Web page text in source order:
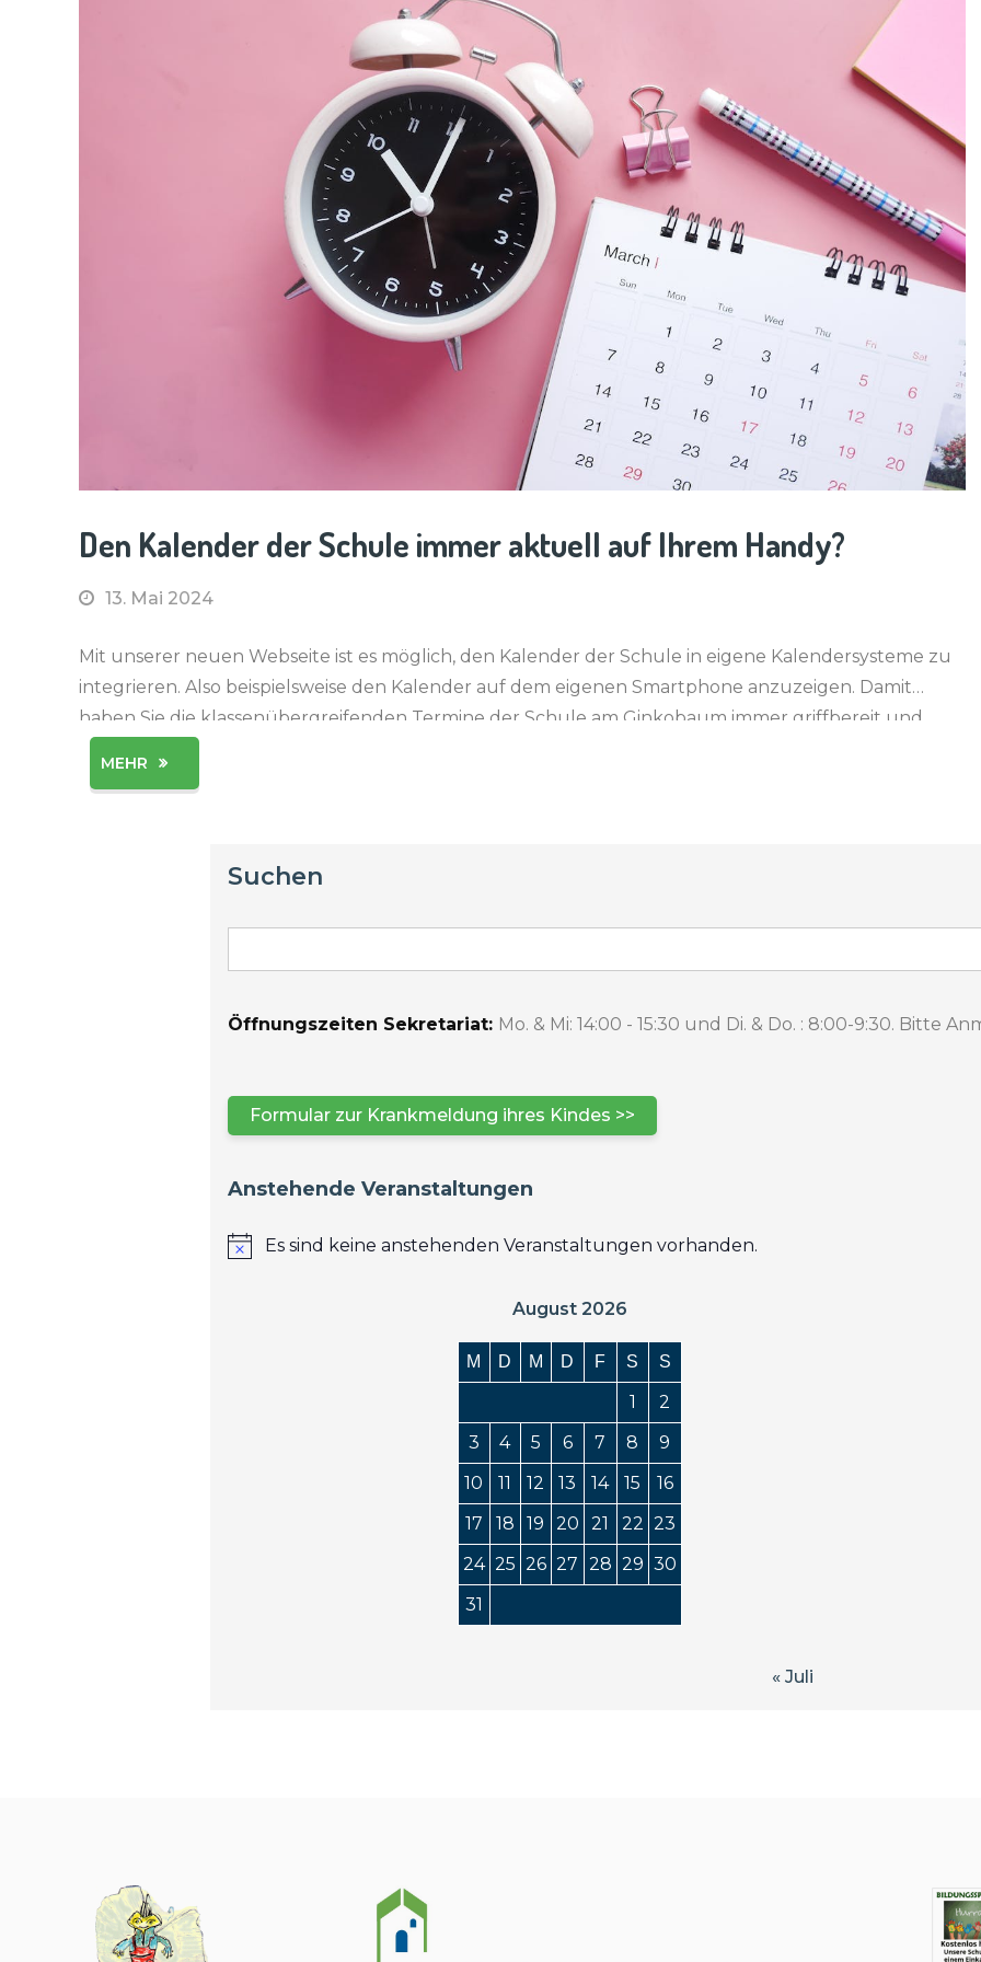
Den Kalender der Schule immer aktuell auf Ihrem Handy?
13. Mai 2024
Mit unserer neuen Webseite ist es möglich, den Kalender der Schule in eigene Kalendersysteme zu
integrieren. Also beispielsweise den Kalender auf dem eigenen Smartphone anzuzeigen. Damit
haben Sie die klassenübergreifenden Termine der Schule am Ginkobaum immer griffbereit und
MEHR
Suchen
Öffnungszeiten Sekretariat: Mo. & Mi: 14:00 - 15:30 und Di. & Do. : 8:00-9:30. Bitte
Formular zur Krankmeldung ihres Kindes >>
Anstehende Veranstaltungen
Es sind keine anstehenden Veranstaltungen vorhanden.
August 2026
M D M D F S S
1
2
3
4 5 6 7 8
9
10
11 12 13 14 15
16
17
18 19 20 21 22 23
24 25 26 27 28 29 30
31
« Juli